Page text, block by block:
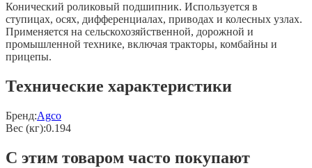
Конический роликовый подшипник. Используется в
ступицах, осях, дифференциалах, приводах и колесных узлах.
Применяется на сельскохозяйственной, дорожной и
промышленной технике, включая тракторы, комбайны и
прицепы.
Технические характеристики
Бренд:Agco
Вес (кг):0.194
С этим товаром часто покупают